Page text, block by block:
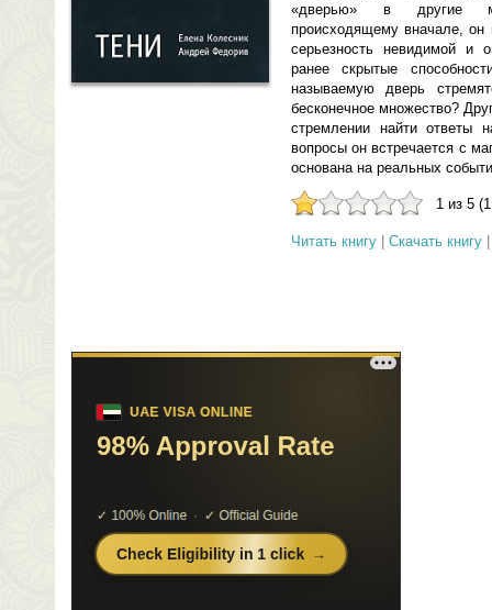
«дверью» в другие
происходящему вначале, он
серьезность невидимой и
ранее скрытые
называемую дверь
бесконечное множество?
стремлении найти ответы
вопросы он встречается с
основана на реальных
1 из 5
Читать книгу Скачать книгу